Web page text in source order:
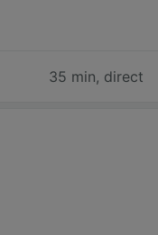
35 min, direct